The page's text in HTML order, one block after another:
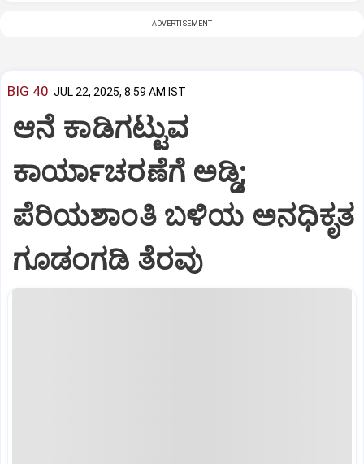
ADVERTISEMENT
BIG 40 JUL 22, 2025, 8:59 AM IST
ಆನೆ ಕಾಡಿಗಟ್ಟುವ
ಕಾರ್ಯಾಚರಣೆಗೆ ಅಡ್ಡಿ;
ಪೆರಿಯಶಾಂತಿ ಬಳಿಯ ಅನಧಿಕೃತ
ಗೂಡಂಗಡಿ ತೆರವು